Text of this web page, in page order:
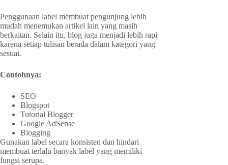
Penggunaan label membuat pengunjung lebih
mudah menemukan artikel lain yang masih
berkaitan. Selain itu, blog juga menjadi lebih rapi
karena setiap tulisan berada dalam kategori yang
sesuai.
Contohnya:
SEO
Blogspot
Tutorial Blogger
Google AdSense
Blogging
Gunakan label secara konsisten dan hindari
membuat terlalu banyak label yang memiliki
fungsi serupa.